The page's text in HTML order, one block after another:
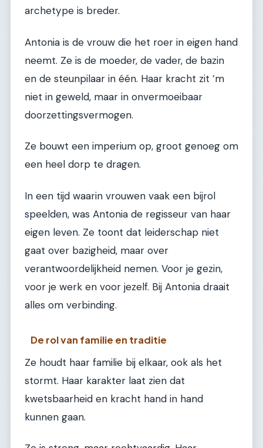
archetype is breder.
Antonia is de vrouw die het roer in eigen hand
neemt. Ze is de moeder, de vader, de bazin
en de steunpilaar in één. Haar kracht zit ’m
niet in geweld, maar in onvermoeibaar
doorzettingsvermogen.
Ze bouwt een imperium op, groot genoeg om
een heel dorp te dragen.
In een tijd waarin vrouwen vaak een bijrol
speelden, was Antonia de regisseur van haar
eigen leven. Ze toont dat leiderschap niet
gaat over bazigheid, maar over
verantwoordelijkheid nemen. Voor je gezin,
voor je werk en voor jezelf. Bij Antonia draait
alles om verbinding.
De rol van familie en traditie
Ze houdt haar familie bij elkaar, ook als het
stormt. Haar karakter laat zien dat
kwetsbaarheid en kracht hand in hand
kunnen gaan.